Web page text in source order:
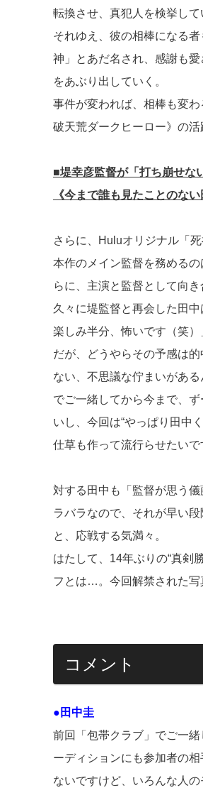
転換させ、真犯人を検挙して
それゆえ、彼の相棒になる
神」とあだ名され、感謝も
をあぶり出していく。
事件が変われば、相棒も変
破天荒ダークヒーロー》の活
■堤幸彦監督が「打ち崩せな
《今まで誰も見たことのな
さらに、Huluオリジナル「
本作のメイン監督を務める
らに、主演と監督として向き
久々に堤監督と再会した田
楽しみ半分、怖いです（笑
だが、どうやらその予感は
ない、不思議な佇まいがあ
でご一緒してから今まで、
いし、今回は“やっぱり田中
仕草も作って流行らせたい
対する田中も「監督が思う
ラバラなので、それが早い
と、応戦する気満々。
はたして、14年ぶりの“真
フとは…。今回解禁された写
コメント
●田中圭
前回「包帯クラブ」でご一
ーディションにも参加者の
ないですけど、いろんな人